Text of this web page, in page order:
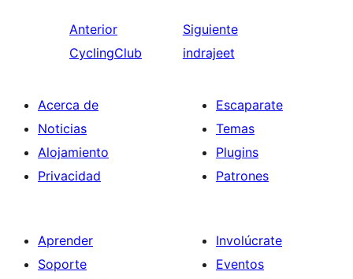
Anterior
CyclingClub
Siguiente
indrajeet
Acerca de
Noticias
Alojamiento
Privacidad
Escaparate
Temas
Plugins
Patrones
Aprender
Soporte
Involúcrate
Eventos